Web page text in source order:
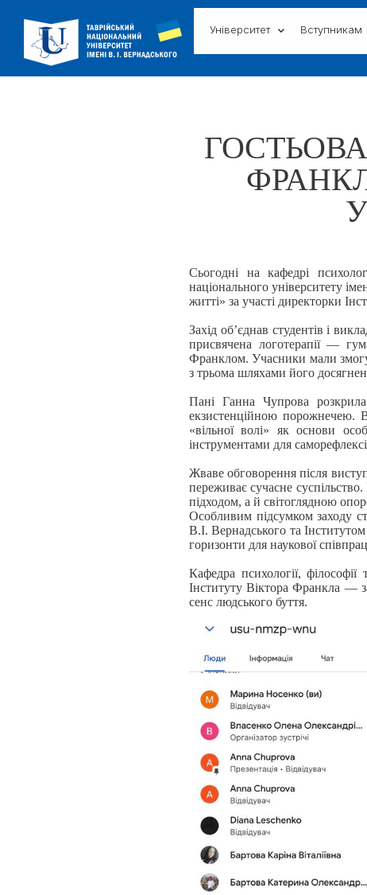
Університет Вступникам
Сьогодні на кафедрі
національного університету
житті» за участі директорки
Захід об’єднав студентів і
присвячена логотерапії —
Франклом. Учасники мали
з трьома шляхами його
Пані Ганна Чупрова
екзистенційною порожнечею.
«вільної волі» як основи
інструментами для
Жваве обговорення після
переживає сучасне
підходом, а й світоглядною
Особливим підсумком заходу
В.І. Вернадського та
горизонти для наукової
Кафедра психології,
Інституту Віктора Франкла —
сенс людського буття.